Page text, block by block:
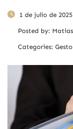
1 de julio de 2025
Posted by:
Categories: